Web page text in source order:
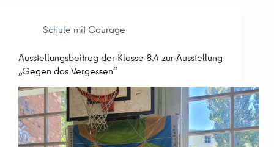
Schule mit Courage
Ausstellungsbeitrag der Klasse 8.4 zur Ausstellung
„Gegen das Vergessen“